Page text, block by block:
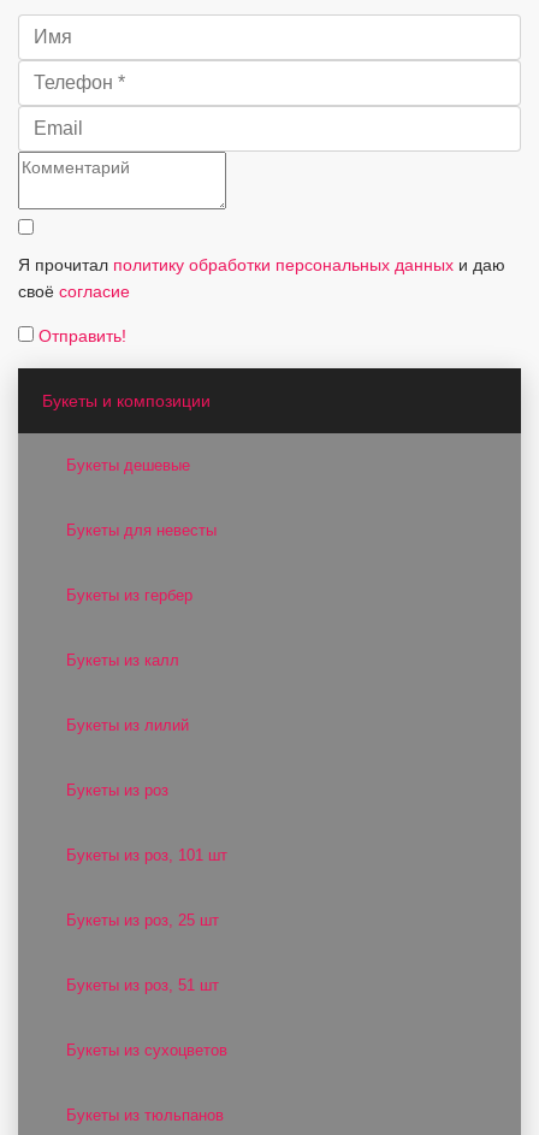
Я прочитал политику обработки персональных данных и даю
своё согласие
Отправить!
Букеты и композиции
Букеты дешевые
Букеты для невесты
Букеты из гербер
Букеты из калл
Букеты из лилий
Букеты из роз
Букеты из роз, 101 шт
Букеты из роз, 25 шт
Букеты из роз, 51 шт
Букеты из сухоцветов
Букеты из тюльпанов